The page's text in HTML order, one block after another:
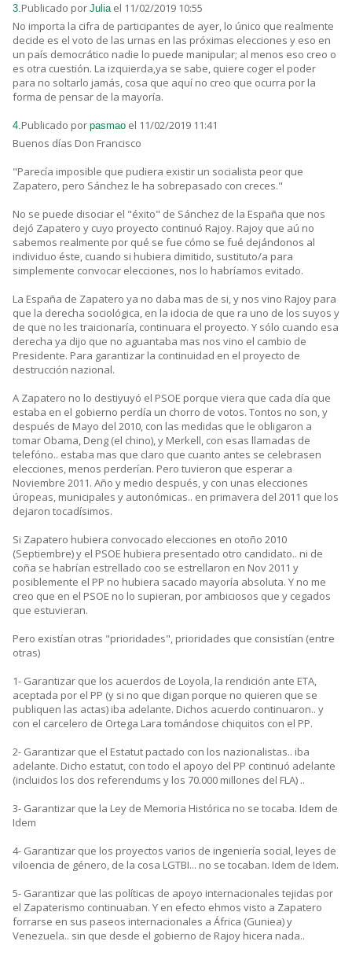
3.Publicado por Julia el 11/02/2019 10:55
No importa la cifra de participantes de ayer, lo único que realmente
decide es el voto de las urnas en las próximas elecciones y eso en
un país democrático nadie lo puede manipular; al menos eso creo o
es otra cuestión. La izquierda,ya se sabe, quiere coger el poder
para no soltarlo jamás, cosa que aquí no creo que ocurra por la
forma de pensar de la mayoría.
4.Publicado por pasmao el 11/02/2019 11:41
Buenos días Don Francisco
"Parecía imposible que pudiera existir un socialista peor que
Zapatero, pero Sánchez le ha sobrepasado con creces."
No se puede disociar el "éxito" de Sánchez de la España que nos
dejó Zapatero y cuyo proyecto continuó Rajoy. Rajoy que aú no
sabemos realmente por qué se fue cómo se fué dejándonos al
individuo éste, cuando si hubiera dimitido, sustituto/a para
simplemente convocar elecciones, nos lo habríamos evitado.
La España de Zapatero ya no daba mas de si, y nos vino Rajoy para
que la derecha sociológica, en la idocia de que ra uno de los suyos y
de que no les traicionaría, continuara el proyecto. Y sólo cuando esa
derecha ya dijo que no aguantaba mas nos vino el cambio de
Presidente. Para garantizar la continuidad en el proyecto de
destrucción nazional.
A Zapatero no lo destiyuyó el PSOE porque viera que cada día que
estaba en el gobierno perdía un chorro de votos. Tontos no son, y
después de Mayo del 2010, con las medidas que le obligaron a
tomar Obama, Deng (el chino), y Merkell, con esas llamadas de
telefóno.. estaba mas que claro que cuanto antes se celebrasen
elecciones, menos perderían. Pero tuvieron que esperar a
Noviembre 2011. Año y medio después, y con unas elecciones
úropeas, municipales y autonómicas.. en primavera del 2011 que los
dejaron tocadísimos.
Si Zapatero hubiera convocado elecciones en otoño 2010
(Septiembre) y el PSOE hubiera presentado otro candidato.. ni de
coña se habrían estrellado coo se estrellaron en Nov 2011 y
posiblemente el PP no hubiera sacado mayoría absoluta. Y no me
creo que en el PSOE no lo supieran, por ambiciosos que y cegados
que estuvieran.
Pero existían otras "prioridades", prioridades que consistían (entre
otras)
1- Garantizar que los acuerdos de Loyola, la rendición ante ETA,
aceptada por el PP (y si no que digan porque no quieren que se
publiquen las actas) iba adelante. Dichos acuerdo continuaron.. y
con el carcelero de Ortega Lara tomándose chiquitos con el PP.
2- Garantizar que el Estatut pactado con los nazionalistas.. iba
adelante. Dicho estatut, con todo el apoyo del PP continuó adelante
(incluidos los dos referendums y los 70.000 millones del FLA) ..
3- Garantizar que la Ley de Memoria Histórica no se tocaba. Idem de
Idem
4- Garantizar que los proyectos varios de ingeniería social, leyes de
viloencia de género, de la cosa LGTBI... no se tocaban. Idem de Idem.
5- Garantizar que las políticas de apoyo internacionales tejidas por
el Zapaterismo continuaban. Y en efecto ehmos visto a Zapatero
forrarse en sus paseos internacionales a África (Guniea) y
Venezuela.. sin que desde el gobierno de Rajoy hicera nada..